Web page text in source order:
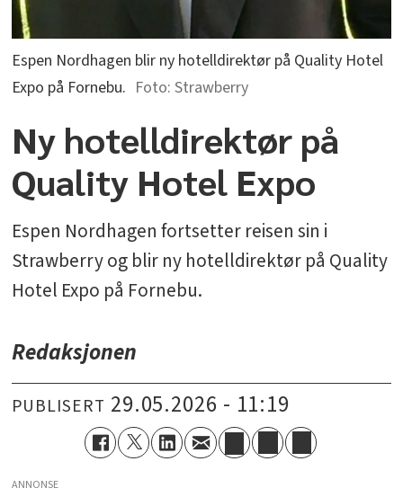
Espen Nordhagen blir ny hotelldirektør på Quality Hotel
Expo på Fornebu.
Strawberry
Ny hotelldirektør på
Quality Hotel Expo
Espen Nordhagen fortsetter reisen sin i
Strawberry og blir ny hotelldirektør på Quality
Hotel Expo på Fornebu.
Redaksjonen
PUBLISERT 29.05.2026 - 11:19
ANNONSE